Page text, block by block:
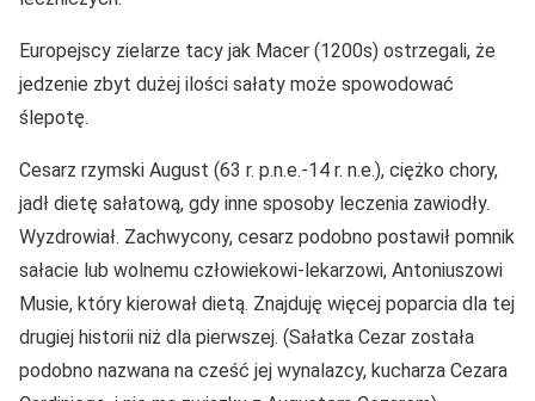
Europejscy zielarze tacy jak Macer (1200s) ostrzegali, że
jedzenie zbyt dużej ilości sałaty może spowodować
ślepotę.
Cesarz rzymski August (63 r. p.n.e.-14 r. n.e.), ciężko chory,
jadł dietę sałatową, gdy inne sposoby leczenia zawiodły.
Wyzdrowiał. Zachwycony, cesarz podobno postawił pomnik
sałacie lub wolnemu człowiekowi-lekarzowi, Antoniuszowi
Musie, który kierował dietą. Znajduję więcej poparcia dla tej
drugiej historii niż dla pierwszej. (Sałatka Cezar została
podobno nazwana na cześć jej wynalazcy, kucharza Cezara